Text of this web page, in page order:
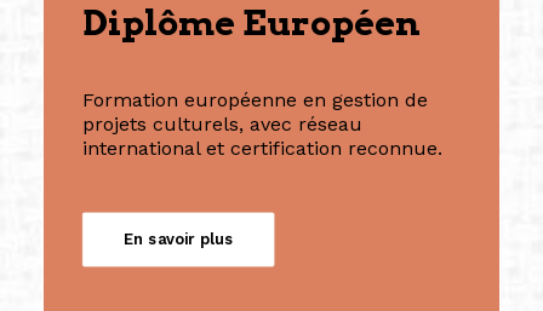
Diplôme Européen
Formation européenne en gestion de
projets culturels, avec réseau
international et certification reconnue.
En savoir plus